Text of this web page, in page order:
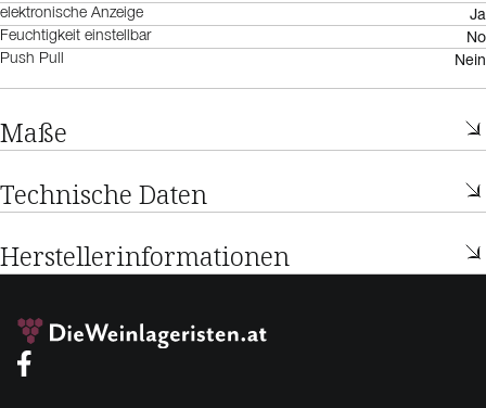
elektronische Anzeige Ja
Feuchtigkeit einstellbar No
Push Pull Nein
Maße
Technische Daten
Herstellerinformationen